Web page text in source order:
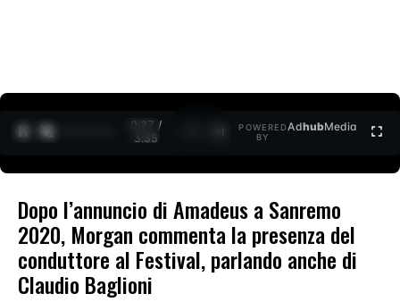
0:27 /
3:35
POWERED
BY
AdhubMedia
Dopo l’annuncio di Amadeus a Sanremo
2020, Morgan commenta la presenza del
conduttore al Festival, parlando anche di
Claudio Baglioni